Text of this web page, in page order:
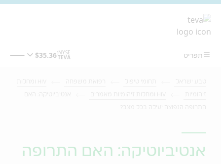
אנטיביוטיקה: האם התרופה